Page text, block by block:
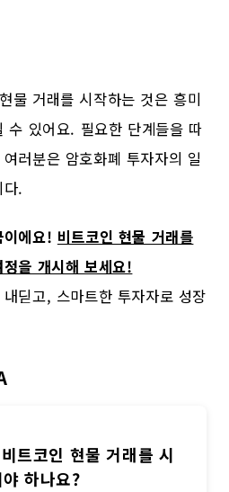
물 거래를 시작하는 것은 흥미
수 있어요. 필요한 단계들을 따
러분은 암호화폐 투자자의 일
.
에요! 비트코인 현물 거래를
을 개시해 보세요!
딛고, 스마트한 투자자로 성장
트코인 현물 거래를 시
하나요?